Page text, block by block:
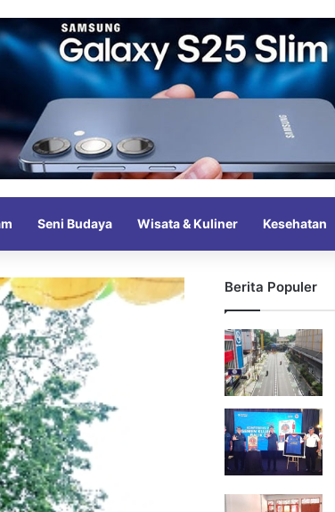
Seni Budaya Wisata & Kuliner Kesehatan
Berita Populer